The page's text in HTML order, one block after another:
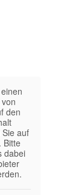
den
auf
Bitte
dabei